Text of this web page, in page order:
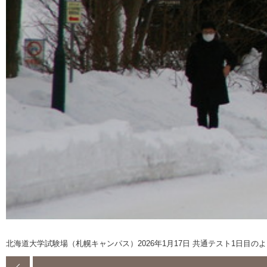
北海道大学試験場（札幌キャンパス）2026年1月17日 共通テスト1日目の